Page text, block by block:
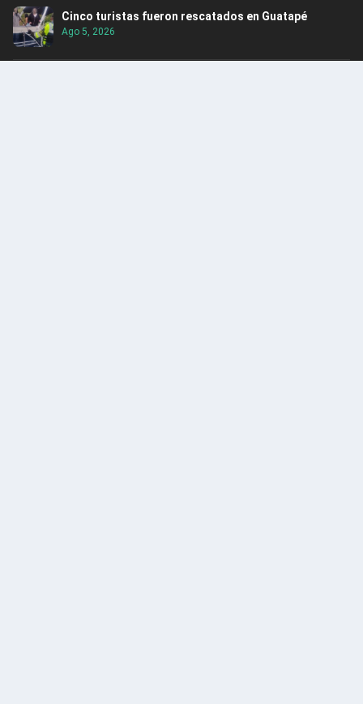
Cinco turistas fueron rescatados en Guatapé
Ago 5, 2026